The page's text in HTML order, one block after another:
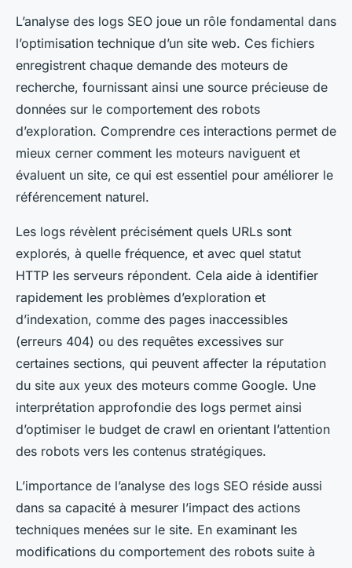
L’analyse des logs SEO joue un rôle fondamental dans
l’optimisation technique d’un site web. Ces fichiers
enregistrent chaque demande des moteurs de
recherche, fournissant ainsi une source précieuse de
données sur le comportement des robots
d’exploration. Comprendre ces interactions permet de
mieux cerner comment les moteurs naviguent et
évaluent un site, ce qui est essentiel pour améliorer le
référencement naturel.
Les logs révèlent précisément quels URLs sont
explorés, à quelle fréquence, et avec quel statut
HTTP les serveurs répondent. Cela aide à identifier
rapidement les problèmes d’exploration et
d’indexation, comme des pages inaccessibles
(erreurs 404) ou des requêtes excessives sur
certaines sections, qui peuvent affecter la réputation
du site aux yeux des moteurs comme Google. Une
interprétation approfondie des logs permet ainsi
d’optimiser le budget de crawl en orientant l’attention
des robots vers les contenus stratégiques.
L’importance de l’analyse des logs SEO réside aussi
dans sa capacité à mesurer l’impact des actions
techniques menées sur le site. En examinant les
modifications du comportement des robots suite à